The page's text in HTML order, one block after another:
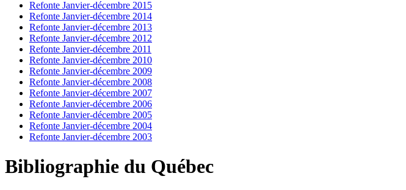
Refonte Janvier-décembre 2015
Refonte Janvier-décembre 2014
Refonte Janvier-décembre 2013
Refonte Janvier-décembre 2012
Refonte Janvier-décembre 2011
Refonte Janvier-décembre 2010
Refonte Janvier-décembre 2009
Refonte Janvier-décembre 2008
Refonte Janvier-décembre 2007
Refonte Janvier-décembre 2006
Refonte Janvier-décembre 2005
Refonte Janvier-décembre 2004
Refonte Janvier-décembre 2003
Bibliographie du Québec